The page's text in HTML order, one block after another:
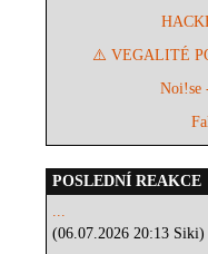
⚠️ VEGALITÉ
Noi!se
POSLEDNÍ REAKCE
...
(06.07.2026 20:13 Siki)